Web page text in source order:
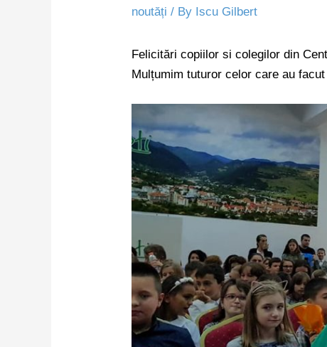
noutăți / By Iscu Gilbert
Felicitări copiilor si colegilor din
Mulțumim tuturor celor care au